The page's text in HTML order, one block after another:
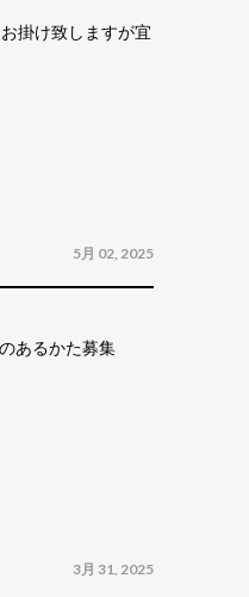
掛け致しますが宜
5月 02, 2025
あるかた募集
3月 31, 2025